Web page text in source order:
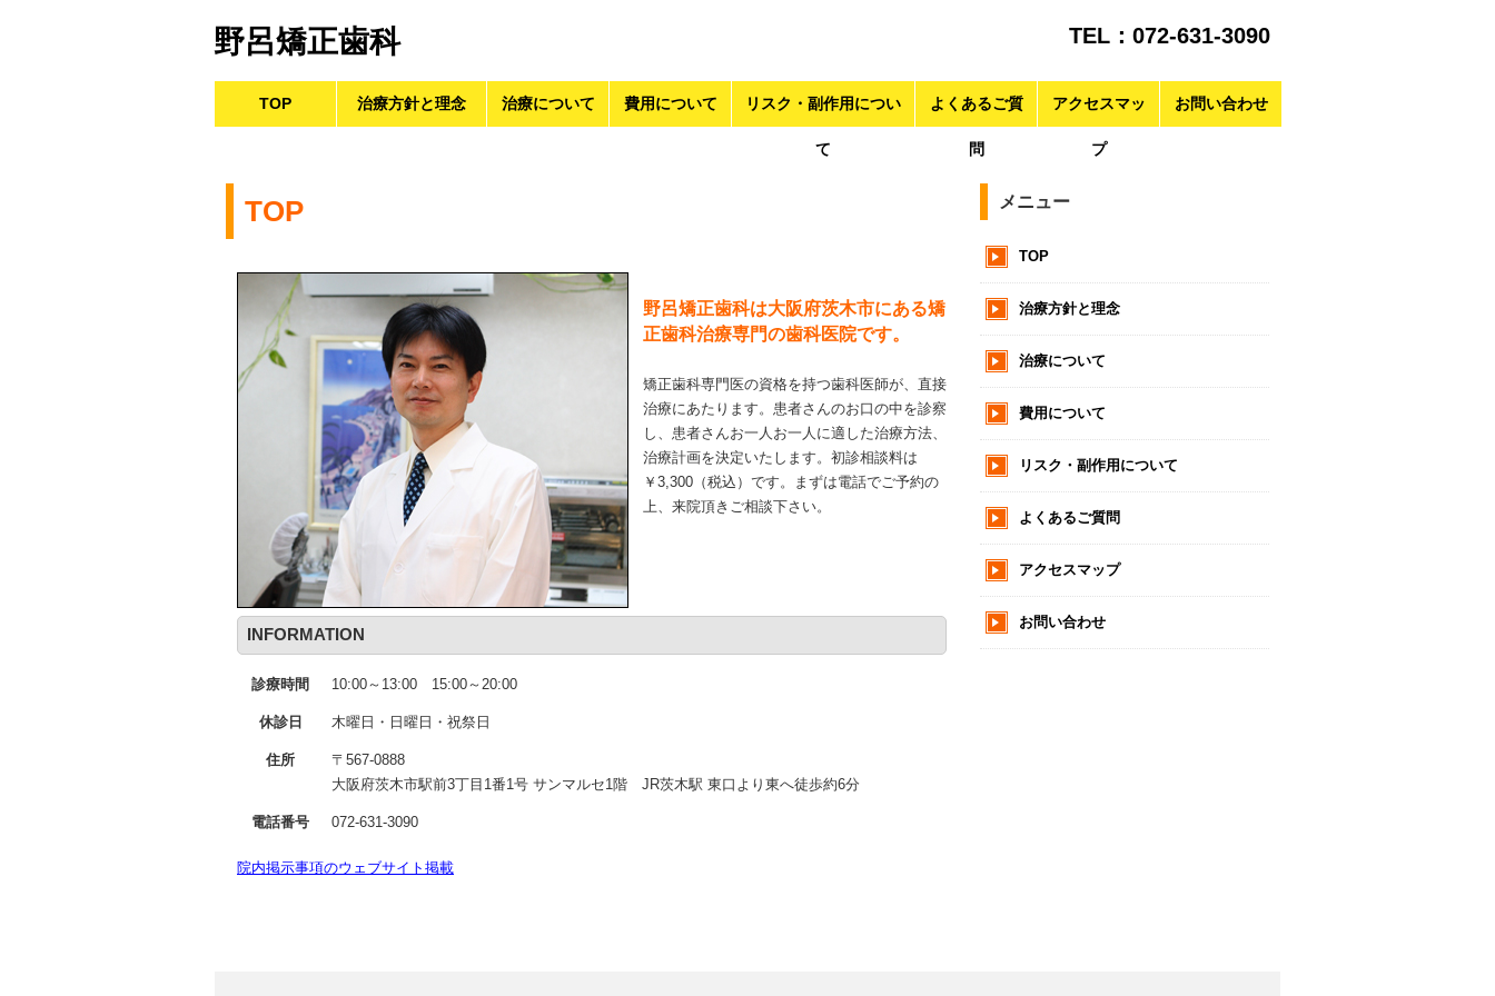
野呂矯正歯科 TEL：072-631-3090
メインメニュー
ン
ン
へ
TOP 治療方針と理念 治療について 費用について リスク・副作用につい
て
よくあるご質
問
アクセスマッ
プ
お問い合わせ
TOP
野呂矯正歯科は大阪府茨木市にある矯
正歯科治療専門の歯科医院です。
矯正歯科専門医の資格を持つ歯科医師が、直接
治療にあたります。患者さんのお口の中を診察
し、患者さんお一人お一人に適した治療方法、
治療計画を決定いたします。初診相談料は
￥3,300（税込）です。まずは電話でご予約の
上、来院頂きご相談下さい。
INFORMATION
診療時間 10:00～13:00 15:00～20:00
休診日 木曜日・日曜日・祝祭日
住所
〒567-0888
大阪府茨木市駅前3丁目1番1号 サンマルセ1階 JR茨木駅 東口より東へ徒歩約6分
電話番号 072-631-3090
院内掲示事項のウェブサイト掲載
メニュー
TOP
治療方針と理念
治療について
費用について
リスク・副作用について
よくあるご質問
アクセスマップ
お問い合わせ